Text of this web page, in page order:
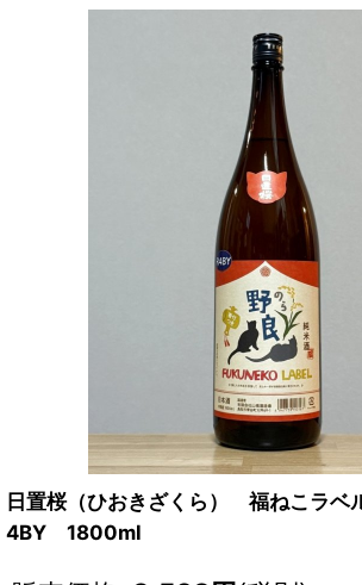
日置桜（ひおきざくら） 福ねこラ
4BY 1800ml